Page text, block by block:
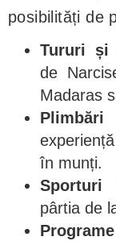
posibilități de
Tururi și
de
Madaras
în munți.
Sporturi
pârtia de